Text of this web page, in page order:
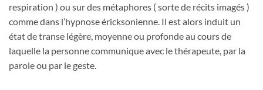
respiration ) ou sur des métaphores ( sorte de récits imagés )
comme dans l’hypnose éricksonienne. Il est alors induit un
état de transe légère, moyenne ou profonde au cours de
laquelle la personne communique avec le thérapeute, par la
parole ou par le geste.